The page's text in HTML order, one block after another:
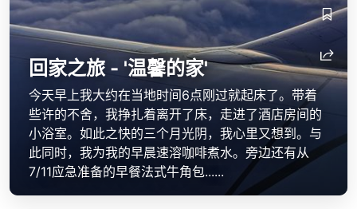
回家之旅 - '温馨的家'
今天早上我大约在当地时间6点刚过就起床了。带着
些许的不舍，我挣扎着离开了床，走进了酒店房间的
小浴室。如此之快的三个月光阴，我心里又想到。与
此同时，我为我的早晨速溶咖啡煮水。旁边还有从
7/11应急准备的早餐法式牛角包......